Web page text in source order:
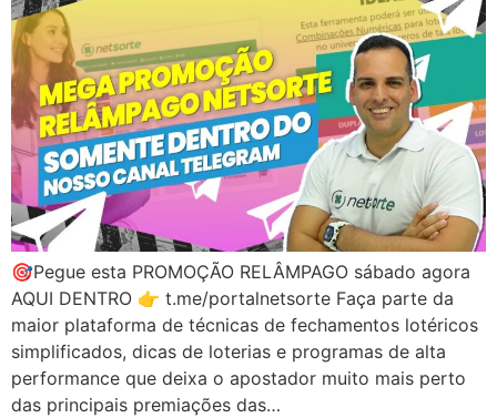
🎯Pegue esta PROMOÇÃO RELÂMPAGO sábado agora
AQUI DENTRO 👉 t.me/portalnetsorte Faça parte da
maior plataforma de técnicas de fechamentos lotéricos
simplificados, dicas de loterias e programas de alta
performance que deixa o apostador muito mais perto
das principais premiações das…